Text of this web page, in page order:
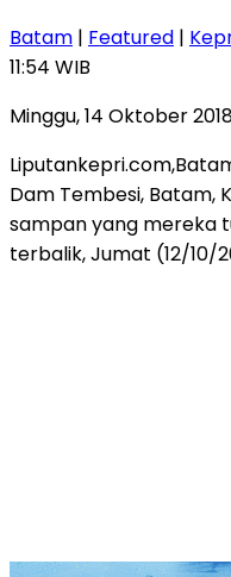
Batam | Featured |
11:54 WIB
Minggu, 14 Oktober
Dam Tembesi, Batam,
sampan yang mereka
terbalik, Jumat (12/10/